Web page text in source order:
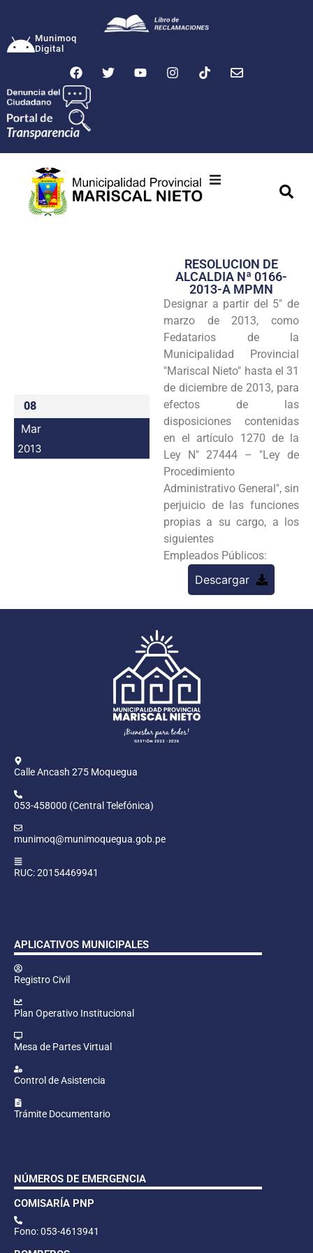
Munimoq
Digital
Transparencia
Seguridad
Programas
Intranet
08
Mar
2013
RESOLUCION DE
ALCALDIA Nª 0166-
2013-A MPMN
Designar a partir del 5" de
marzo de 2013, como
Fedatarios de la
Municipalidad Provincial
"Mariscal Nieto" hasta el 31
de diciembre de 2013, para
efectos de las
disposiciones contenidas
en el artículo 1270 de la
Ley N" 27444 – "Ley de
Procedimiento
Administrativo General", sin
perjuicio de las funciones
propias a su cargo, a los
siguientes
Empleados Públicos:
Descargar
Calle Ancash 275 Moquegua
053-458000 (Central Telefónica)
munimoq@munimoquegua.gob.pe
RUC: 20154469941
APLICATIVOS MUNICIPALES
Registro Civil
Plan Operativo Institucional
Mesa de Partes Virtual
Control de Asistencia
Trámite Documentario
NÚMEROS DE EMERGENCIA
COMISARÍA PNP
Fono: 053-4613941